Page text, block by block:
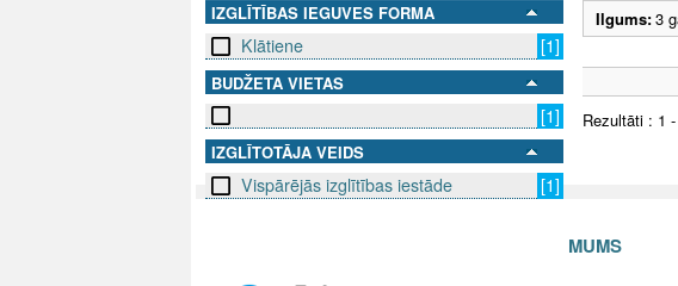
IZGLĪTĪBAS IEGUVES FORMA
Klātiene [1]
BUDŽETA VIETAS
[1]
IZGLĪTOTĀJA VEIDS
Vispārējās izglītības iestāde [1]
Ilgums:3
Rezultāti : 1
SAZINIES AR MUMS